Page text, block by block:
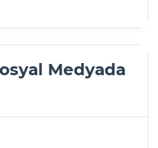
Medyada